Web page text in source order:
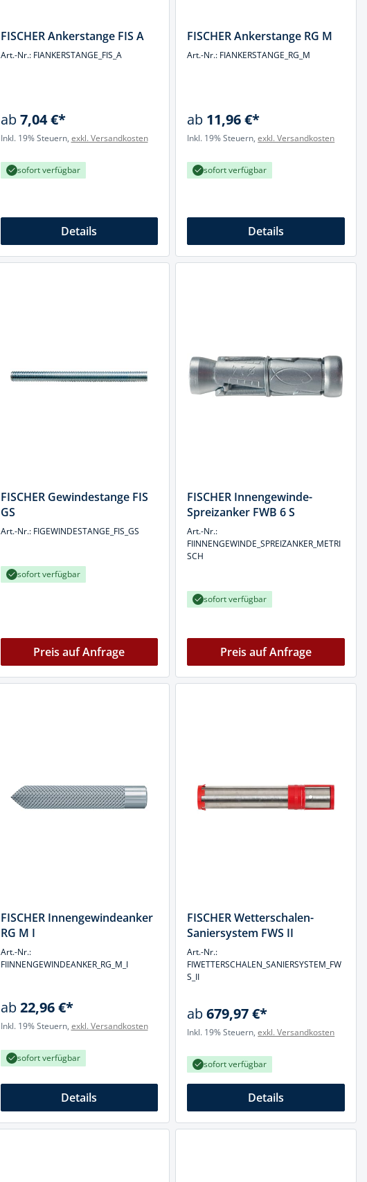
FISCHER Ankerstange FIS A
Art.-Nr.: FIANKERSTANGE_FIS_A
ab7,04 €*
Inkl. 19% Steuern, exkl. Versandkosten
sofort verfügbar
Details
FISCHER Ankerstange RG M
Art.-Nr.: FIANKERSTANGE_RG_M
ab 11,96 €*
Inkl. 19% Steuern,exkl. Versandkosten
sofort verfügbar
Details
FISCHER Gewindestange FIS
GS
Art.-Nr.: FIGEWINDESTANGE_FIS_GS
sofort verfügbar
Preis auf Anfrage
FISCHER Innengewinde-
Spreizanker FWB 6 S
Art.-Nr.:
FIINNENGEWINDE_SPREIZANKER_METRI
SCH
sofort verfügbar
Preis auf Anfrage
FISCHER Innengewindeanker
RG M I
Art.-Nr.:
FIINNENGEWINDEANKER_RG_M_I
ab22,96 €*
Inkl. 19% Steuern, exkl. Versandkosten
sofort verfügbar
Details
FISCHER Wetterschalen-
Saniersystem FWS II
Art.-Nr.:
FIWETTERSCHALEN_SANIERSYSTEM_FW
S_II
ab679,97 €*
Inkl. 19% Steuern,exkl. Versandkosten
sofort verfügbar
Details